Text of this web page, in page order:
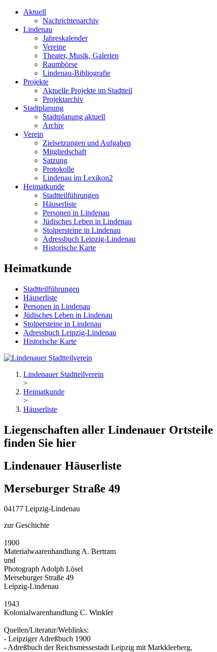
Aktuell
Nachrichtenarchiv
Lindenau
Jahreskalender
Vereine
Theater, Musik, Galerien
Raumbörse
Lindenau-Bibliografie
Projekte
Aktuelle Projekte im Stadtteil
Projektarchiv
Stadtplanung
Stadtplanung aktuell
Archiv
Verein
Zielsetzungen und Aufgaben
Mitgliedschaft
Satzung
Protokolle
Lindenau im Lexikon2
Heimatkunde
Stadtteilführungen
Häuserliste
Personen in Lindenau
Jüdisches Leben in Lindenau
Stolpersteine in Lindenau
Adressbuch Leipzig-Lindenau
Historische Karte
Heimatkunde
Stadtteilführungen
Häuserliste
Personen in Lindenau
Jüdisches Leben in Lindenau
Stolpersteine in Lindenau
Adressbuch Leipzig-Lindenau
Historische Karte
Lindenauer Stadtteilverein
>
Heimatkunde
>
Häuserliste
Liegenschaften aller Lindenauer Ortsteile
finden Sie hier
Lindenauer Häuserliste
Merseburger Straße 49
04177 Leipzig-Lindenau
zur Geschichte
1900
Materialwaarenhandlung A. Bertram
und
Photograph Adolph Lösel
Merseburger Straße 49
Leipzig-Lindenau
1943
Kolonialwarenhandlung C. Winkler
Quellen/Literatur/Weblinks:
- Leipziger Adreßbuch 1900
- Adreßbuch der Reichsmessestadt Leipzig mit Markkleeberg,